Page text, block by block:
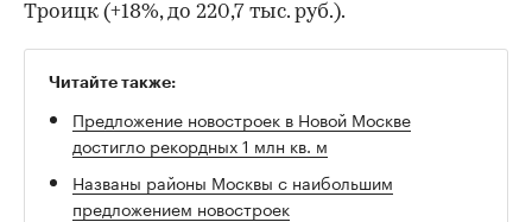
Троицк (+18%, до 220,7 тыс. руб.).
Читайте также:
Предложение новостроек в Новой Москве
достигло рекордных 1 млн кв. м
Названы районы Москвы с наибольшим
предложением новостроек